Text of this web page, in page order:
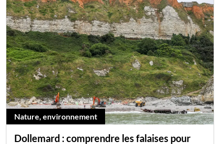
Nature, environnement
Dollemard : comprendre les falaises pour